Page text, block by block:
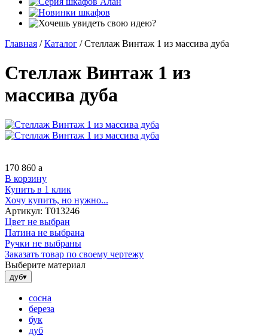
Главная / Каталог / Стеллаж Винтаж 1 из массива дуба
Стеллаж Винтаж 1 из
массива дуба
170 860 a
В корзину
Купить в 1 клик
Хочу купить, но нужно...
Артикул: Т013246
Цвет не выбран
Патина не выбрана
Ручки не выбраны
Заказать товар по своему чертежу
Выберите материал
дуб▾
сосна
береза
бук
дуб